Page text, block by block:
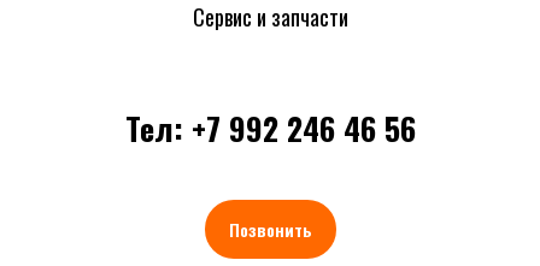
Сервис и запчасти
Тел: +7 992 246 46 56
Позвонить